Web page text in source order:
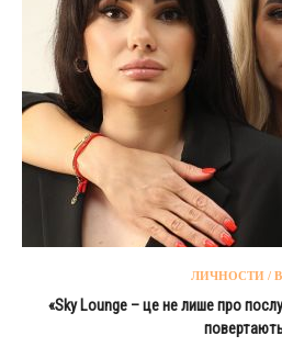
ЛИЧНОСТИ /
«Sky Lounge – це не лише про